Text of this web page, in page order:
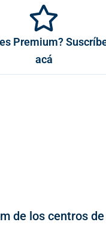
Premium?
acá
de los centros de